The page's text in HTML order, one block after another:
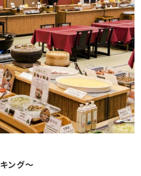
形のだし ・冷や汁 ・あおさ納
・いかの一夜干し
心とした約20種類をご用意してお
る場合がございます。和定食・
きません。
提供の内容がバイキングメニュー
ング～